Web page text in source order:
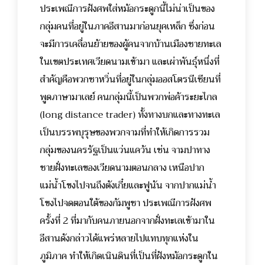
ประเพณีการฝังศพใส่หม้อกระดูกนี้ไม่น่าเป็นของ
กลุ่มคนที่อยู่ในภาคอีสานมาก่อนยุคเหล็ก ซึ่งก่อน
จะมีการเคลื่อนย้ายของผู้คนจากบ้านเมืองชายทะเล
ในเขตประเทศเวียดนามเข้ามา และเผ่าพันธุ์หนึ่งที่
สำคัญคือพวกซาหวิ่นที่อยู่ในกลุ่มออสโตรนีเซียนที่
พูดภาษามาเลย์ คนกลุ่มนี้เป็นพวกพ่อค้าระยะไกล
(long distance trader) ทั้งทางบกและทางทะเล
เป็นบรรพบุรุษของพวกจามที่ทำให้เกิดการรวม
กลุ่มของนครรัฐเป็นแว่นแคว้น เช่น จามปาทาง
ชายฝั่งทะเลของเวียดนามตอนกลาง เหนือปาก
แม่น้ำโขงไปจนถึงตังเกี๋ยและฟูนัน จากปากแม่น้ำ
โขงไปจดตอนใต้ของกัมพูชา ประเพณีการฝังศพ
ครั้งที่ 2 ที่มากับคนภายนอกจากฝั่งทะเลเข้ามาใน
อีสานดังกล่าวได้แพร่หลายไปแทบทุกแห่งใน
ภูมิภาค ทำให้เกิดเนินดินที่เป็นที่ฝังหม้อกระดูกใน